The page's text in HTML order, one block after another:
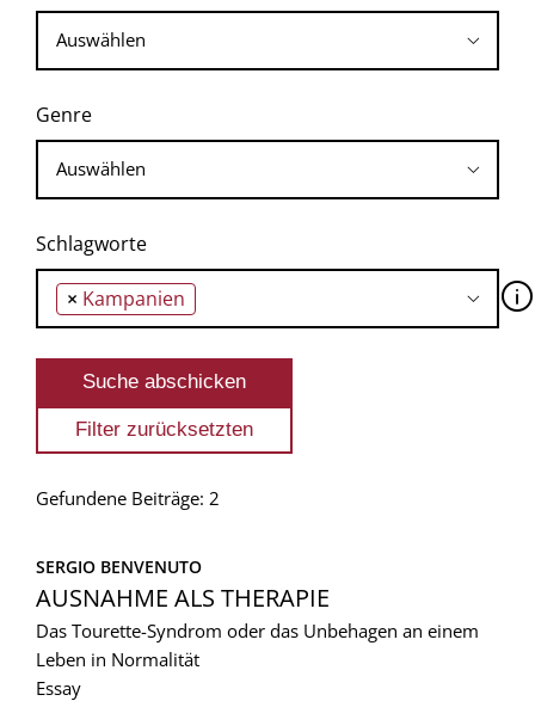
Genre
Schlagworte
× Kampanien 🛈
Gefundene Beiträge: 2
SERGIO BENVENUTO
AUSNAHME ALS THERAPIE
Das Tourette-Syndrom oder das Unbehagen an einem
Leben in Normalität
Essay